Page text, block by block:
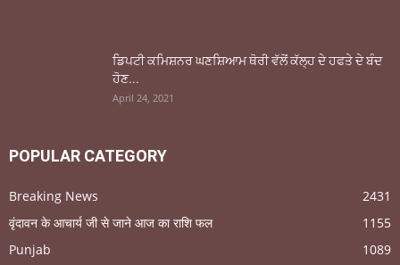
ਡਿਪਟੀ ਕਮਿਸ਼ਨਰ ਘਣਸ਼ਿਆਮ ਥੋਰੀ ਵੱਲੋਂ ਕੱਲ੍ਹ ਦੇ ਹਫਤੇ ਦੇ ਬੰਦ
ਹੋਣ...
April 24, 2021
POPULAR CATEGORY
Breaking News
2431
वृंदावन के आचार्य जी से जाने आज का राशि फल
1155
Punjab
1089